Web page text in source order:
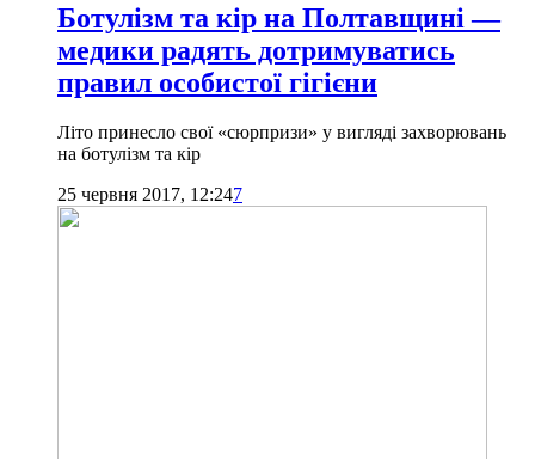
Ботулізм та кір на Полтавщині —
медики радять дотримуватись
правил особистої гігієни
Літо принесло свої «сюрпризи» у вигляді захворювань
на ботулізм та кір
25 червня 2017, 12:247